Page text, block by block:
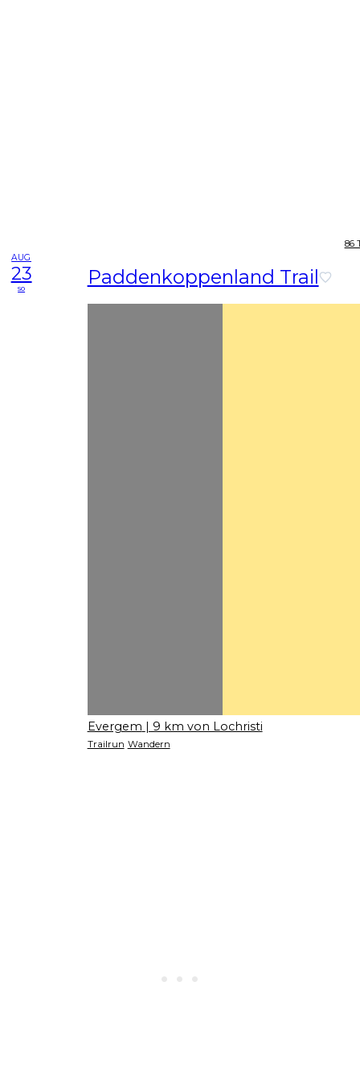
86
AUG
23
so Paddenkoppenland Trail
Evergem | 9 km von Lochristi
Trailrun Wandern